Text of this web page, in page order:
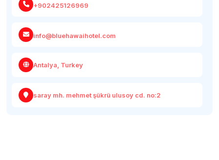
+902425126969
info@bluehawaihotel.com
Antalya, Turkey
saray mh. mehmet şükrü ulusoy cd. no:2